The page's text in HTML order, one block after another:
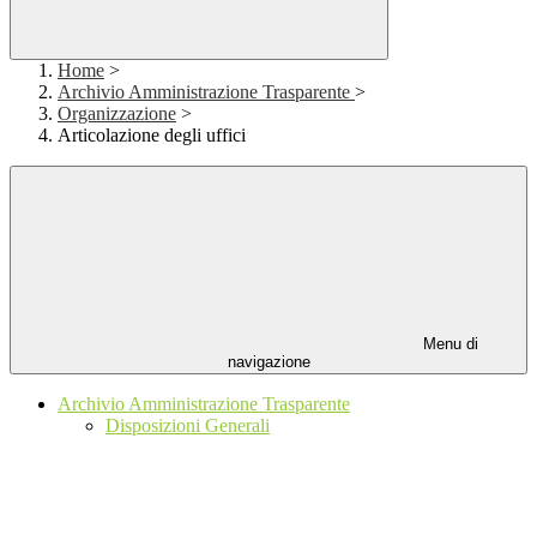
Home >
Archivio Amministrazione Trasparente >
Organizzazione >
Articolazione degli uffici
Menu di
navigazione
Archivio Amministrazione Trasparente
Disposizioni Generali